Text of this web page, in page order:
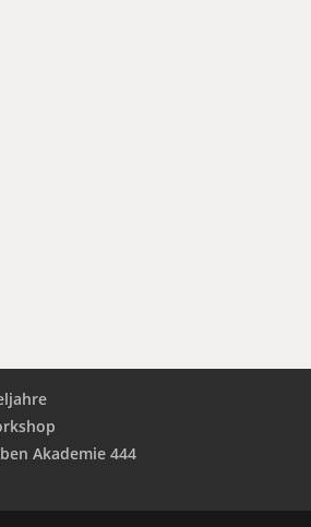
Akademie 444